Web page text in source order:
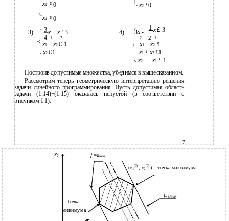
x1 ³ 0 x2 ³ 0
x2 ³ 0
3)
3x+x³ 3 4) 3x-
1x£3
4 1 2 2 2 1
x1+ x2 £ 1 x1+ x2 ³1
x2£1 x1+ x2 £1
x2– x1 ³–1
Построив допустимые множества, убедимся в вышесказанном.
Рассмотрим теперь геометрическую интерпретацию решения
задачи линейного программирования. Пусть допустимая область
задачи (1.14)−(1.15) оказалась непустой (в соответствии с
рисунком 1.1).
7
x2 f=amin
(x1
(0) , x2
(0) ) – точка максимума
f=amах
Точка
минимума